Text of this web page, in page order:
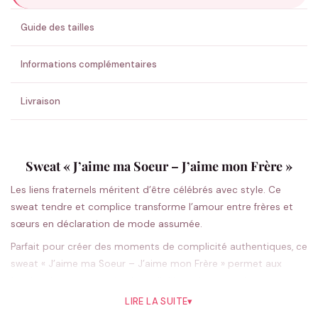
ENVOYER MA DEMANDE ✨
💚 Retour sous 24-48h🇫🇷 Flocage en France✅ Validation avant fabrication
Guide des tailles
Informations complémentaires
Livraison
Sweat « J’aime ma Soeur – J’aime mon Frère »
Les liens fraternels méritent d’être célébrés avec style. Ce
sweat tendre et complice transforme l’amour entre frères et
sœurs en déclaration de mode assumée.
Parfait pour créer des moments de complicité authentiques, ce
sweat « J’aime ma Soeur – J’aime mon Frère » permet aux
mutuel. Sa coupe unisexe classique s’adapte naturellement à
LIRE LA SUITE▾